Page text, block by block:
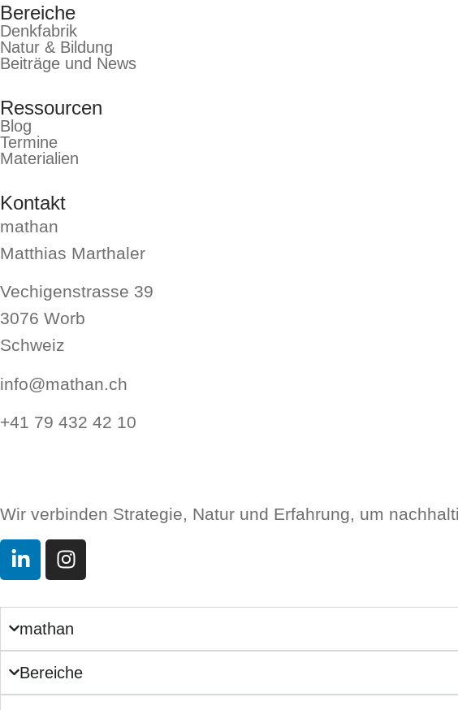
Bereiche
Denkfabrik
Natur & Bildung
Beiträge und News
Ressourcen
Blog
Termine
Materialien
Kontakt
mathan
Matthias Marthaler
Vechigenstrasse 39
3076 Worb
Schweiz
info@mathan.ch
+41 79 432 42 10
Wir verbinden Strategie, Natur und Erfahrung, um
mathan
Bereiche